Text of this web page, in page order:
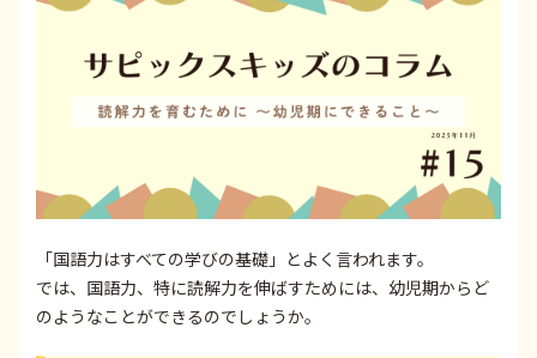
「国語力はすべての学びの基礎」とよく言われます。
では、国語力、特に読解力を伸ばすためには、幼児期からど
のようなことができるのでしょうか。